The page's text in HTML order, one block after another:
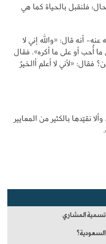
فلنقبل بالحياة كما هي
أنه قال: «والله إني لا
أُحب أو على ما أكره». فقال
فقال: «لأني لا أعلم أالخيرُ
نقيّدها بالكثير من المعايير
تسمية المشاري
السعودية؟